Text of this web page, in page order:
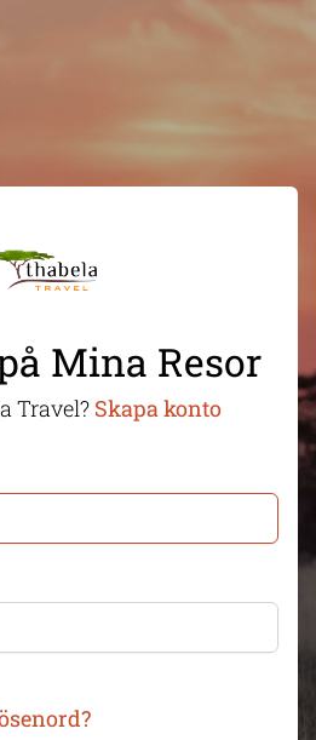
Mina Resor
Travel? Skapa konto